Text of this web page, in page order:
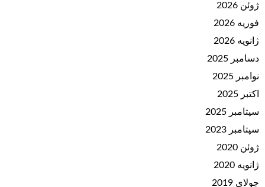
ژوئن 2026
فوریه 2026
ژانویه 2026
دسامبر 2025
نوامبر 2025
اکتبر 2025
سپتامبر 2025
سپتامبر 2023
ژوئن 2020
ژانویه 2020
جولای 2019